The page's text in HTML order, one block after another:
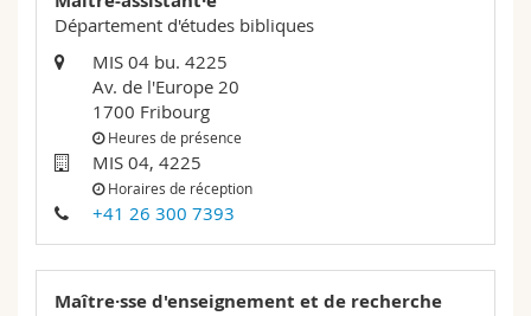
Sciences de l'éducation et de la formation
Sciences et médecine
Interfacultaire
Chercheurs
Collaborateurs
Doctorants
Bibliothèques
Webmail
Programme des cours
Département d'études bibliques
MIS 04 bu. 4225
Av. de l'Europe 20
1700 Fribourg
Heures de présence
MIS 04, 4225
Horaires de réception
+41 26 300 7393
Maître·sse d'enseignement et de recherche